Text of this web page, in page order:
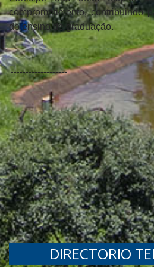
comprometimento, contribuindo
do ensino de graduação.
-------------------
DIRECTORIO